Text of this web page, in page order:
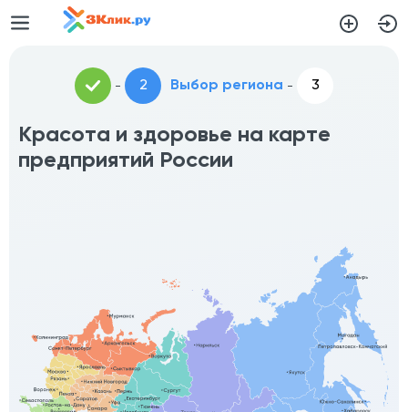
Выбор региона
Красота и здоровье на карте
предприятий России